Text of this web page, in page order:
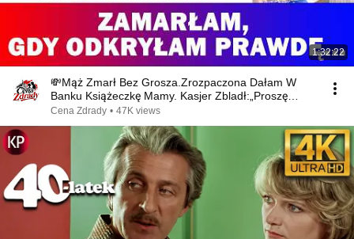
1:32:22
💸Mąż Zmarł Bez Grosza.Zrozpaczona Dałam W
Banku Książeczkę Mamy. Kasjer Zbladł:„Proszę
Spojrzeć!!”⁉😨
Cena Zdrady • 47K views